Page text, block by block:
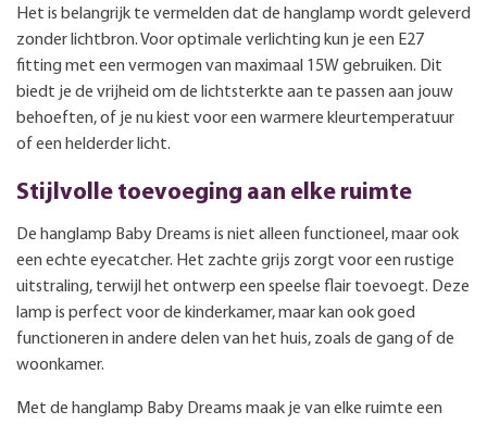
Het is belangrijk te vermelden dat de hanglamp wordt geleverd
zonder lichtbron. Voor optimale verlichting kun je een E27
fitting met een vermogen van maximaal 15W gebruiken. Dit
biedt je de vrijheid om de lichtsterkte aan te passen aan jouw
behoeften, of je nu kiest voor een warmere kleurtemperatuur
of een helderder licht.
Stijlvolle toevoeging aan elke ruimte
De hanglamp Baby Dreams is niet alleen functioneel, maar ook
een echte eyecatcher. Het zachte grijs zorgt voor een rustige
uitstraling, terwijl het ontwerp een speelse flair toevoegt. Deze
lamp is perfect voor de kinderkamer, maar kan ook goed
functioneren in andere delen van het huis, zoals de gang of de
woonkamer.
Met de hanglamp Baby Dreams maak je van elke ruimte een